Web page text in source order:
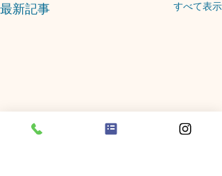
最新記事 すべて表示